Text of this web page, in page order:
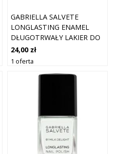
GABRIELLA SALVETE
LONGLASTING ENAMEL
DŁUGOTRWAŁY LAKIER DO
PAZNOKCI Z WYSOKIM
POŁYSKIEM ODCIEŃ 43
24,00 zł
1 oferta